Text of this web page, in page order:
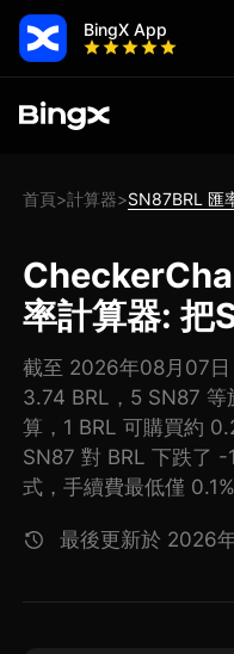
BingX App
首頁>計算器>SN87BRL 匯
率計算器: 把
截至 2026年08月07日
3.74 BRL，5 SN87 等
算，1 BRL 可購買約
SN87 對 BRL 下跌了 -
式，手續費最低僅 0.1%
最後更新於 2026